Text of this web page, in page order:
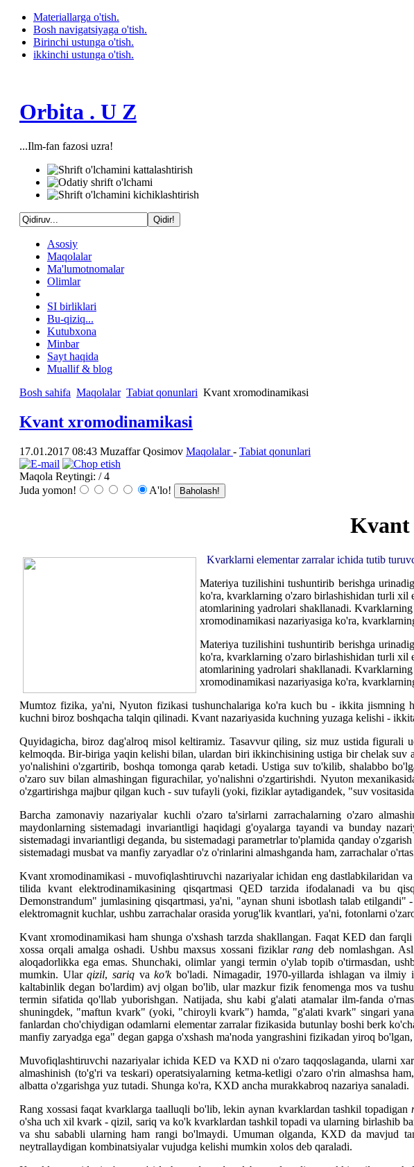
Materiallarga o'tish.
Bosh navigatsiyaga o'tish.
Birinchi ustunga o'tish.
ikkinchi ustunga o'tish.
Orbita . U Z
...Ilm-fan fazosi uzra!
Asosiy
Maqolalar
Ma'lumotnomalar
Olimlar
SI birliklari
Bu-qiziq...
Kutubxona
Minbar
Sayt haqida
Muallif & blog
Bosh sahifa Maqolalar Tabiat qonunlari Kvant xromodinamikasi
Kvant xromodinamikasi
17.01.2017 08:43 Muzaffar Qosimov Maqolalar- Tabiat qonunlari
Maqola Reytingi: / 4
Juda yomon!
A'lo!
Kvant
Kvarklarni elementar zarralar ichida tutib
Materiya tuzilishini tushuntirib berishga
ko'ra, kvarklarning o'zaro birlashishidan turli xil
atomlarining yadrolari shakllanadi.
xromodinamikasi nazariyasiga ko'ra,
Materiya tuzilishini tushuntirib berishga
ko'ra, kvarklarning o'zaro birlashishidan turli xil
atomlarining yadrolari shakllanadi.
xromodinamikasi nazariyasiga ko'ra,
Mumtoz fizika, ya'ni, Nyuton fizikasi tushunchalariga ko'ra kuch bu - ikkita jismning
kuchni biroz boshqacha talqin qilinadi. Kvant nazariyasida kuchning yuzaga kelishi -
Quyidagicha, biroz dag'alroq misol keltiramiz. Tasavvur qiling, siz muz ustida figurali
kelmoqda. Bir-biriga yaqin kelishi bilan, ulardan biri ikkinchisining ustiga bir chelak
yo'nalishini o'zgartirib, boshqa tomonga qarab ketadi. Ustiga suv to'kilib, shalabbo
o'zaro suv bilan almashingan figurachilar, yo'nalishni o'zgartirishdi. Nyuton
o'zgartirishga majbur qilgan kuch - suv tufayli (yoki, fiziklar aytadigandek, "suv
Barcha zamonaviy nazariyalar kuchli o'zaro ta'sirlarni zarrachalarning o'zaro
maydonlarning sistemadagi invariantligi haqidagi g'oyalarga tayandi va bunday
sistemadagi invariantligi deganda, bu sistemadagi parametrlar to'plamida qanday
sistemadagi musbat va manfiy zaryadlar o'z o'rinlarini almashganda ham, zarrachalar
Kvant xromodinamikasi - muvofiqlashtiruvchi nazariyalar ichidan eng
tilida kvant elektrodinamikasining qisqartmasi QED tarzida ifodalanadi va bu
Demonstrandum" jumlasining qisqartmasi, ya'ni, "aynan shuni isbotlash talab
elektromagnit kuchlar, ushbu zarrachalar orasida yorug'lik kvantlari, ya'ni, fotonlarni
Kvant xromodinamikasi ham shunga o'xshash tarzda shakllangan. Faqat KED dan
xossa orqali amalga oshadi. Ushbu maxsus xossani fiziklarrang deb nomlashgan.
aloqadorlikka ega emas. Shunchaki, olimlar yangi termin o'ylab topib o'tirmasdan,
mumkin. Ularqizil, sariqvako'kbo'ladi. Nimagadir, 1970-yillarda ishlagan va ilmiy
kaltabinlik degan bo'lardim) avj olgan bo'lib, ular mazkur fizik fenomenga mos va
termin sifatida qo'llab yuborishgan. Natijada, shu kabi g'alati atamalar ilm-fanda
shuningdek, "maftun kvark" (yoki, "chiroyli kvark") hamda, "g'alati kvark" singari yana
fanlardan cho'chiydigan odamlarni elementar zarralar fizikasida butunlay boshi berk
manfiy zaryadga ega" degan gapga o'xshash ma'noda yangrashini fizikadan yiroq
Muvofiqlashtiruvchi nazariyalar ichida KED va KXD ni o'zaro taqqoslaganda, ularni
almashinish (to'g'ri va teskari) operatsiyalarning ketma-ketligi o'zaro o'rin almashsa
albatta o'zgarishga yuz tutadi. Shunga ko'ra, KXD ancha murakkabroq nazariya sanaladi.
Rang xossasi faqat kvarklarga taalluqli bo'lib, lekin aynan kvarklardan tashkil topadigan
o'sha uch xil kvark - qizil, sariq va ko'k kvarklardan tashkil topadi va ularning birlashib
va shu sababli ularning ham rangi bo'lmaydi. Umuman olganda, KXD da mavjud
neytrallaydigan kombinatsiyalar vujudga kelishi mumkin xolos deb qaraladi.